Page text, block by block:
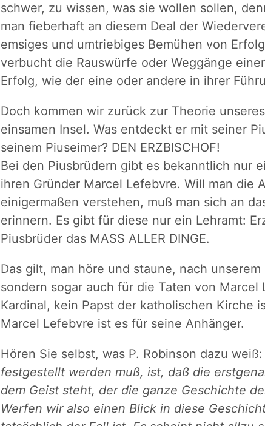
schwer, zu wissen, was sie wollen sollen,
man fieberhaft an diesem Deal der
emsiges und umtriebiges Bemühen von
verbucht die Rauswürfe oder Weggänge
Erfolg, wie der eine oder andere in ihrer
Doch kommen wir zurück zur Theorie
einsamen Insel. Was entdeckt er mit seiner
seinem Piuseimer? DEN ERZBISCHOF!
Bei den Piusbrüdern gibt es bekanntlich nur
ihren Gründer Marcel Lefebvre. Will man die
einigermaßen verstehen, muß man sich an
erinnern. Es gibt für diese nur ein Lehramt:
Piusbrüder das MASS ALLER DINGE.
Das gilt, man höre und staune, nach
sondern sogar auch für die Taten von Marcel
Kardinal, kein Papst der katholischen Kirche
Marcel Lefebvre ist es für seine Anhänger.
Hören Sie selbst, was P. Robinson dazu weiß:
festgestellt werden muß, ist, daß die
dem Geist steht, der die ganze Geschichte
Werfen wir also einen Blick in diese